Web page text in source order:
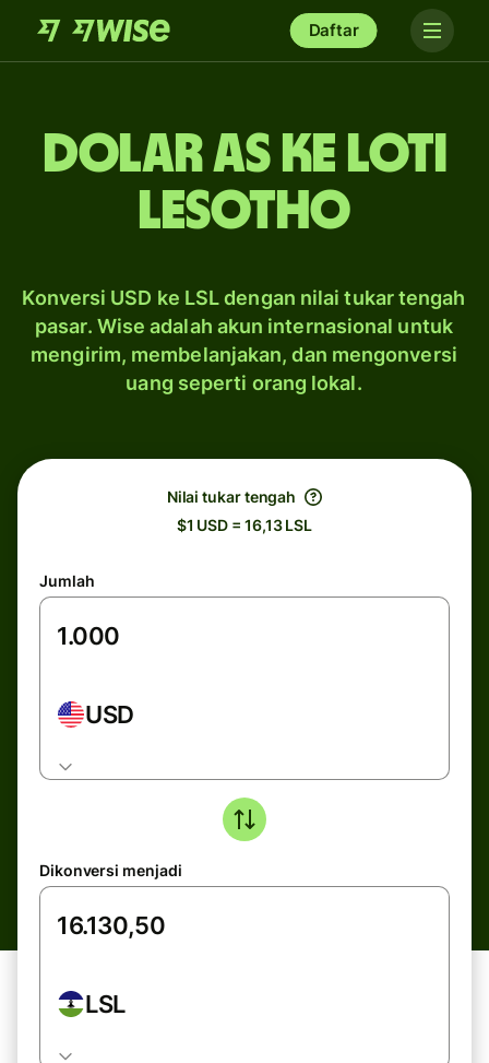
Daftar
dolar AS ke loti
Lesotho
Konversi USD ke LSL dengan nilai tukar tengah
pasar. Wise adalah akun internasional untuk
mengirim, membelanjakan, dan mengonversi
uang seperti orang lokal.
Nilai tukar tengah
$1 USD = 16,13 LSL
Jumlah
USD
Dikonversi menjadi
LSL